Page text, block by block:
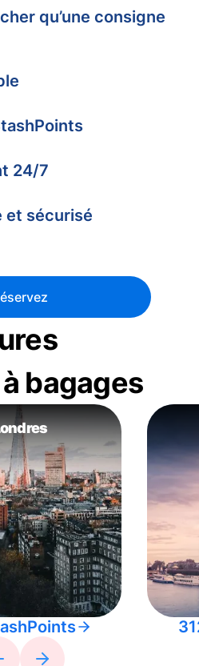
qu’une consigne
24/7
et sécurisé
bagages